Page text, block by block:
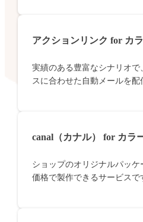
アクションリンク for カ
実績のある豊富なシナリオで
スに合わせた自動メールを配
canal（カナル） for カラ
ショップのオリジナルパッ
価格で製作できるサービスで